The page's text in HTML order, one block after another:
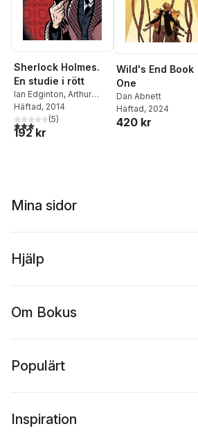
Sherlock Holmes.
En studie i rött
Ian Edginton, Arthur
Conan Doyle
Häftad, 2014
3,0utav 5 stjärnor. Totalt antal röster:
(5)
192 kr
Wild's End Book
One
Dan Abnett
Häftad, 2024
420 kr
Mina sidor
Hjälp
Om Bokus
Populärt
Inspiration